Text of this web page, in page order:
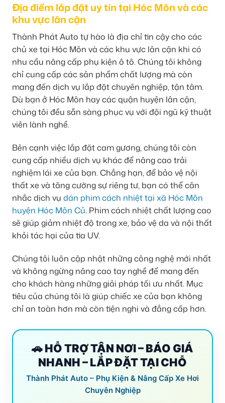
Địa điểm lắp đặt uy tín tại Hóc Môn và các
khu vực lân cận
Thành Phát Auto tự hào là địa chỉ tin cậy cho các
chủ xe tại Hóc Môn và các khu vực lân cận khi có
nhu cầu nâng cấp phụ kiện ô tô. Chúng tôi không
chỉ cung cấp các sản phẩm chất lượng mà còn
mang đến dịch vụ lắp đặt chuyên nghiệp, tận tâm.
Dù bạn ở Hóc Môn hay các quận huyện lân cận,
chúng tôi đều sẵn sàng phục vụ với đội ngũ kỹ thuật
viên lành nghề.
Bên cạnh việc lắp đặt cam gương, chúng tôi còn
cung cấp nhiều dịch vụ khác để nâng cao trải
nghiệm lái xe của bạn. Chẳng hạn, để bảo vệ nội
thất xe và tăng cường sự riêng tư, bạn có thể cân
nhắc dịch vụ dán phim cách nhiệt tại xã Hóc Môn
huyện Hóc Môn Củ. Phim cách nhiệt chất lượng cao
sẽ giúp giảm nhiệt độ trong xe, bảo vệ da và nội thất
khỏi tác hại của tia UV.
Chúng tôi luôn cập nhật những công nghệ mới nhất
và không ngừng nâng cao tay nghề để mang đến
cho khách hàng những giải pháp tối ưu nhất. Mục
tiêu của chúng tôi là giúp chiếc xe của bạn không
chỉ an toàn hơn mà còn tiện nghi và đẳng cấp hơn.
🚗 HỖ TRỢ TẬN NƠI – BÁO GIÁ
NHANH – LẮP ĐẶT TẠI CHỖ
Thành Phát Auto – Phụ Kiện & Nâng Cấp Xe Hơi
Chuyên Nghiệp